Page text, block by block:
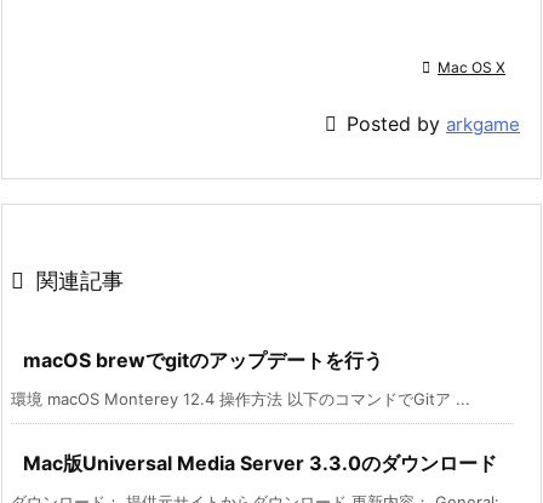
 Mac OS X
 Posted by arkgame
 関連記事
macOS brewでgitのアップデートを行う
環境 macOS Monterey 12.4 操作方法 以下のコマンドでGitア ...
Mac版Universal Media Server 3.3.0のダウンロード